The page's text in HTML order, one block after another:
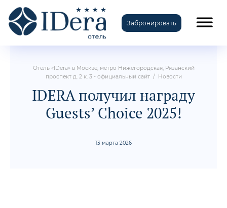
Забронировать
TravelLine
Отель «IDera» в Москве, метро Нижегородская, Рязанский
проспект д. 2 к. 3 - официальный сайт/ Новости
IDERA получил награду
Guests’ Choice 2025!
13 марта 2026